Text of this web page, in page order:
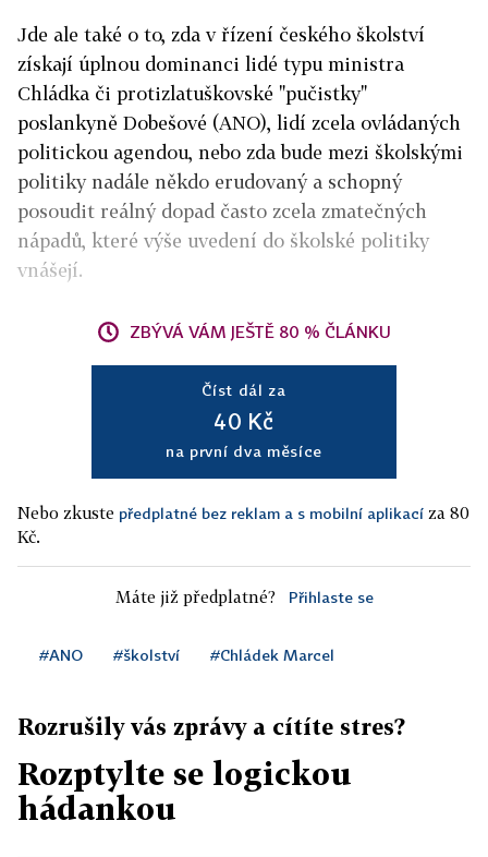
Jde ale také o to, zda v řízení českého školství
získají úplnou dominanci lidé typu ministra
Chládka či protizlatuškovské "pučistky"
poslankyně Dobešové (ANO), lidí zcela ovládaných
politickou agendou, nebo zda bude mezi školskými
politiky nadále někdo erudovaný a schopný
posoudit reálný dopad často zcela zmatečných
nápadů, které výše uvedení do školské politiky
vnášejí.
ZBÝVÁ VÁM JEŠTĚ 80 % ČLÁNKU
Číst dál za
40 Kč
na první dva měsíce
Nebo zkuste předplatné bez reklam a s mobilní aplikací za 80
Kč.
Máte již předplatné? Přihlaste se
#ANO #školství #Chládek Marcel
Rozrušily vás zprávy a cítíte stres?
Rozptylte se logickou
hádankou